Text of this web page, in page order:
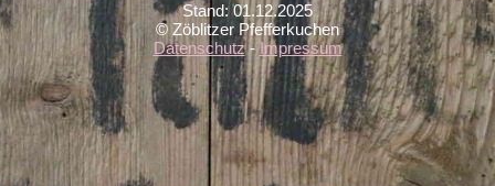
Stand:01.12.2025
© Zöblitzer Pfefferkuchen
Datenschutz-Impressum